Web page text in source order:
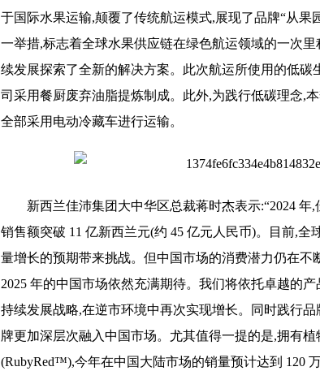
于国际水果运输,颠覆了传统航运模式,展现了品牌“从果
一举措,标志着全球水果供应链在绿色航运领域的一次
续发展探索了全新的解决方案。此次航运所使用的低碳
司采用餐厨废弃油脂提炼制成。此外,为践行低碳理念,
全部采用电动冷藏车进行运输。
新西兰佳沛集团大中华区总裁蒋时杰表示:“2024 年,
销售额突破 11 亿新西兰元(约 45 亿元 人民币)。目前,全
量增长的预期带来挑战。但中国市场的消费潜力仍在不
2025 年的中国市场依然充满期待。我们将依托卓越的
持续发展战略,在逆市环境中再次实现增长。同时践行
牌更加深层次融入中国市场。尤其值得一提的是,拥有
(RubyRed™),今年在中国大陆市场的销量预计达到 120